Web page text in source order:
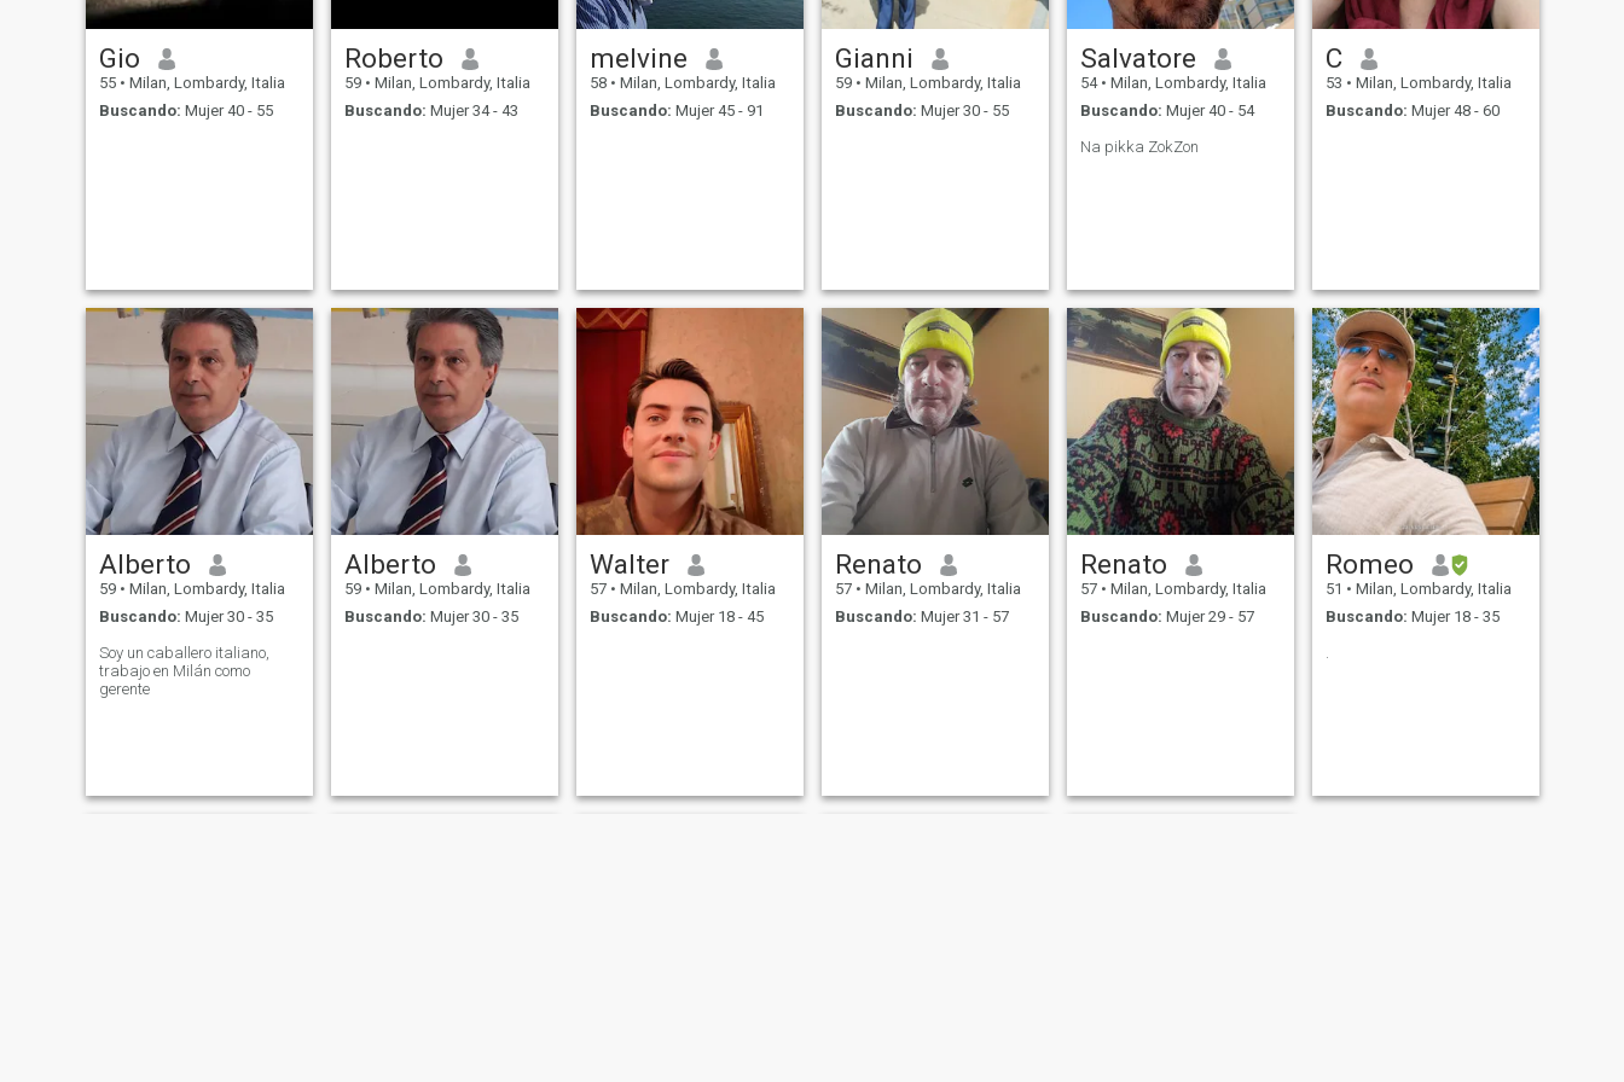
Gio
55 • Milan, Lombardy, Italia
Buscando: Mujer 40 - 55
Roberto
59 • Milan, Lombardy, Italia
Buscando: Mujer 34 - 43
melvine
58 • Milan, Lombardy, Italia
Buscando: Mujer 45 - 91
Gianni
59 • Milan, Lombardy, Italia
Buscando: Mujer 30 - 55
Salvatore
54 • Milan, Lombardy, Italia
Buscando: Mujer 40 - 54
Na pikka ZokZon
C
53 • Milan, Lombardy, Italia
Buscando: Mujer 48 - 60
Alberto
59 • Milan, Lombardy, Italia
Buscando: Mujer 30 - 35
Soy un caballero italiano,
trabajo en Milán como
gerente
Alberto
59 • Milan, Lombardy, Italia
Buscando: Mujer 30 - 35
Walter
57 • Milan, Lombardy, Italia
Buscando: Mujer 18 - 45
Renato
57 • Milan, Lombardy, Italia
Buscando: Mujer 31 - 57
Renato
57 • Milan, Lombardy, Italia
Buscando: Mujer 29 - 57
Romeo
51 • Milan, Lombardy, Italia
Buscando: Mujer 18 - 35